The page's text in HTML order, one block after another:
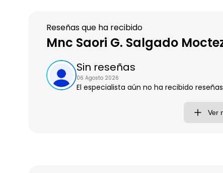
Reseñas que ha recibido
Mnc Saori G. Salgado
Sin reseñas
06 Agosto 2026
El especialista aún no ha recibido
Ver